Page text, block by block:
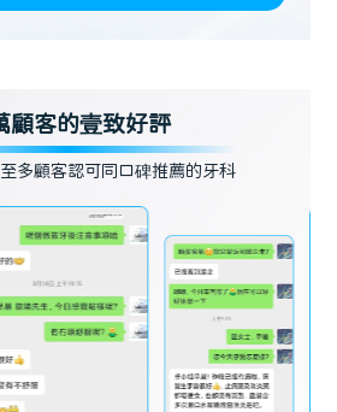
顧客的壹致好評
多顧客認可同口碑推薦的牙科